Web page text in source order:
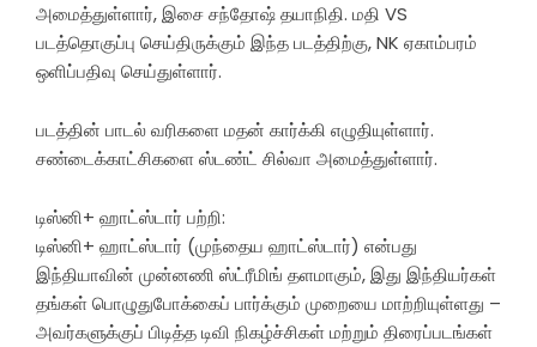
அமைத்துள்ளார், இசை சந்தோஷ் தயாநிதி. மதி VS
படத்தொகுப்பு செய்திருக்கும் இந்த படத்திற்கு, NK ஏகாம்பரம்
ஒளிப்பதிவு செய்துள்ளார்.
படத்தின் பாடல் வரிகளை மதன் கார்க்கி எழுதியுள்ளார்.
சண்டைக்காட்சிகளை ஸ்டண்ட் சில்வா அமைத்துள்ளார்.
டிஸ்னி+ ஹாட்ஸ்டார் பற்றி:
டிஸ்னி+ ஹாட்ஸ்டார் (முந்தைய ஹாட்ஸ்டார்) என்பது
இந்தியாவின் முன்னணி ஸ்ட்ரீமிங் தளமாகும், இது இந்தியர்கள்
தங்கள் பொழுதுபோக்கைப் பார்க்கும் முறையை மாற்றியுள்ளது –
அவர்களுக்குப் பிடித்த டிவி நிகழ்ச்சிகள் மற்றும் திரைப்படங்கள்